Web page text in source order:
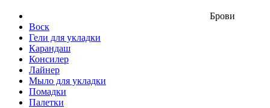
Брови
Воск
Гели для укладки
Карандаш
Консилер
Лайнер
Мыло для укладки
Помадки
Палетки